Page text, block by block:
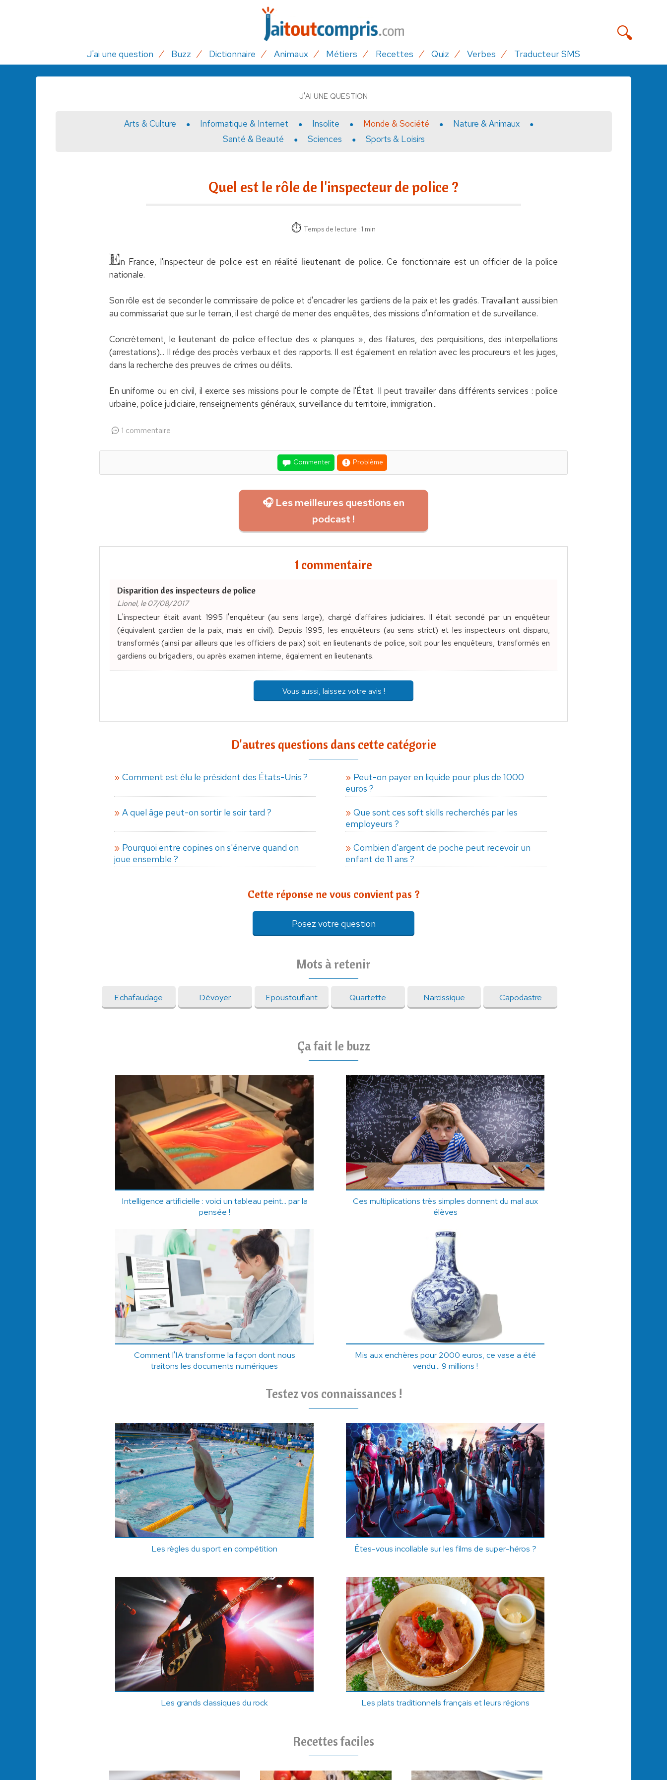
J'ai une question Buzz Dictionnaire Animaux Métiers Recettes Quiz Verbes Traducteur SMS
J'AI UNE QUESTION
Arts & Culture Informatique & Internet Insolite Monde & Société
Nature & Animaux
Santé & Beauté
Sciences Sports & Loisirs
Quel est le rôle de l'inspecteur de police ?
Temps de lecture : 1 min
En France, l'inspecteur de police est en réalité lieutenant de police. Ce fonctionnaire est un officier de la police
nationale.
Son rôle est de seconder le commissaire de police et d'encadrer les gardiens de la paix et les gradés. Travaillant aussi bien
au commissariat que sur le terrain, il est chargé de mener des enquêtes, des missions d'information et de surveillance.
Concrètement, le lieutenant de police effectue des « planques », des filatures, des perquisitions, des interpellations
(arrestations)... Il rédige des procès verbaux et des rapports. Il est également en relation avec les procureurs et les juges,
dans la recherche des preuves de crimes ou délits.
En uniforme ou en civil, il exerce ses missions pour le compte de l'État. Il peut travailler dans différents services : police
urbaine, police judiciaire, renseignements généraux, surveillance du territoire, immigration...
1 commentaire
Commenter Problème
🎧 Les meilleures questions en
podcast !
1 commentaire
Disparition des inspecteurs de police
Lionel, le 07/08/2017
L'inspecteur était avant 1995 l'enquêteur (au sens large), chargé d'affaires judiciaires. Il était secondé par un enquêteur
(équivalent gardien de la paix, mais en civil). Depuis 1995, les enquêteurs (au sens strict) et les inspecteurs ont disparu,
transformés (ainsi par ailleurs que les officiers de paix) soit en lieutenants de police, soit pour les enquêteurs, transformés en
gardiens ou brigadiers, ou après examen interne, également en lieutenants.
Vous aussi, laissez votre avis !
D'autres questions dans cette catégorie
Comment est élu le président des États-Unis ?
Peut-on payer en liquide pour plus de 1000
euros ?
A quel âge peut-on sortir le soir tard ?
Que sont ces soft skills recherchés par les
employeurs ?
Pourquoi entre copines on s'énerve quand on
joue ensemble ?
Combien d'argent de poche peut recevoir un
enfant de 11 ans ?
Cette réponse ne vous convient pas ?
Posez votre question
Mots à retenir
Echafaudage Dévoyer Epoustouflant Quartette Narcissique Capodastre
Ça fait le buzz
Intelligence artificielle : voici un tableau peint... par la
pensée !
Ces multiplications très simples donnent du mal aux
élèves
Comment l'IA transforme la façon dont nous
traitons les documents numériques
Mis aux enchères pour 2000 euros, ce vase a été
vendu... 9 millions !
Testez vos connaissances !
Les règles du sport en compétition Êtes-vous incollable sur les films de super-héros ?
Les grands classiques du rock Les plats traditionnels français et leurs régions
Recettes faciles